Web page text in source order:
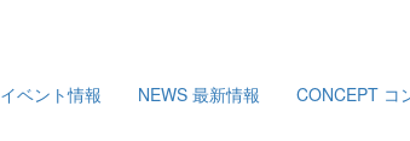
イベント情報 NEWS 最新情報 CONCEPT コ